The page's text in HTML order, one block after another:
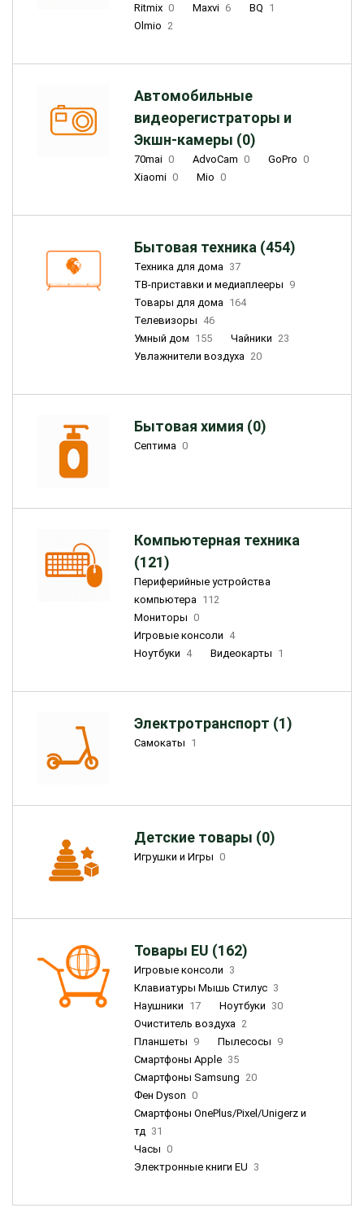
Ritmix 0 Maxvi 6 BQ 1
Olmio 2
Автомобильные
видеорегистраторы и
Экшн-камеры (0)
70mai 0 AdvoCam 0 GoPro 0
Xiaomi 0 Mio 0
Бытовая техника (454)
Техника для дома 37
ТВ-приставки и медиаплееры 9
Товары для дома 164
Телевизоры 46
Умный дом 155 Чайники 23
Увлажнители воздуха 20
Бытовая химия (0)
Септима 0
Компьютерная техника
(121)
Периферийные устройства
компьютера 112
Мониторы 0
Игровые консоли 4
Ноутбуки 4 Видеокарты 1
Электротранспорт (1)
Самокаты 1
Детские товары (0)
Игрушки и Игры 0
Товары EU (162)
Игровые консоли 3
Клавиатуры Мышь Стилус 3
Наушники 17 Ноутбуки 30
Очиститель воздуха 2
Планшеты 9 Пылесосы 9
Смартфоны Apple 35
Смартфоны Samsung 20
Фен Dyson 0
Смартфоны OnePlus/Pixel/Unigerz и
тд 31
Часы 0
Электронные книги EU 3